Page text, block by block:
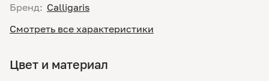
Бренд: Calligaris
Смотреть все характеристики
Цвет и материал